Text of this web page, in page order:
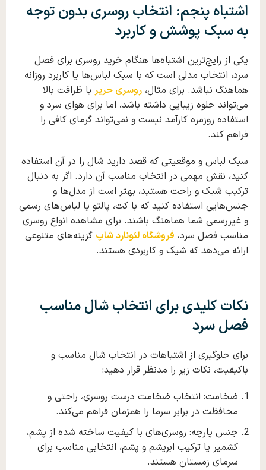
اشتباه پنجم: انتخابروسریبدون توجه
به سبک پوشش و کاربرد
یکی از رایج‌ترین اشتباه‌ها هنگام خرید روسری برای فصل
سرد، انتخاب مدلی است که با سبک لباس‌ها یا کاربرد روزانه
هماهنگ نباشد. برای مثال، روسری حریر با ظرافت بالا
می‌تواند جلوه زیبایی داشته باشد، اما برای هوای سرد و
استفاده روزمره کارآمد نیست و نمی‌تواند گرمای کافی را
فراهم کند.
سبک لباس و موقعیتی که قصد دارید شال را در آن استفاده
کنید، نقش مهمی در انتخاب مناسب آن دارد. اگر به دنبال
ترکیب شیک و راحت هستید، بهتر است از مدل‌ها و
جنس‌هایی استفاده کنید که با کت، پالتو یا لباس‌های رسمی
و غیررسمی شما هماهنگ باشند. برای مشاهده انواع رو‌سر‌ی
مناسب فصل سرد، فروشگاه لئونارد شاپ گزینه‌های متنوعی
ارائه می‌دهد که شیک و کاربردی هستند.
نکات کلیدی برای انتخابشالمناسب
فصل سرد
برای جلوگیری از اشتباهات در انتخاب شال مناسب و
باکیفیت، نکات زیر را مدنظر قرار دهید:
ضخامت: انتخاب ضخامت درست ر‌وسر‌ی، راحتی و
محافظت در برابر سرما را همزمان فراهم می‌کند.
جنس پارچه: ر‌و‌سری‌های با کیفیت ساخته‌ شده از پشم،
کشمیر یا ترکیب ابریشم و پشم، انتخابی مناسب برای
سرمای زمستان هستند.